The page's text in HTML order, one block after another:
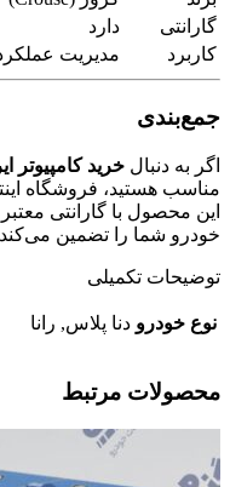
گارانتی
دارد
کاربرد
مدیریت
جمع‌بندی
اگر به دنبال خرید کامپیوتر
مناسب هستید، فروشگاه
این محصول با گارانتی
خودرو شما را تضمین
توضیحات تکمیلی
نوع خودرو دنا پلاس, رانا
محصولات مرتبط